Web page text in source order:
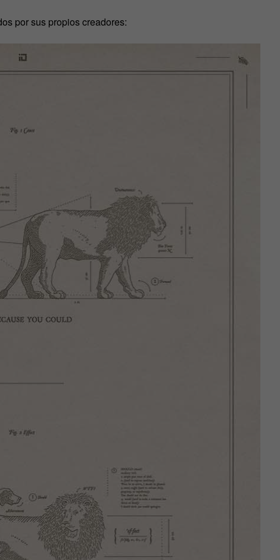
por sus propios creadores: